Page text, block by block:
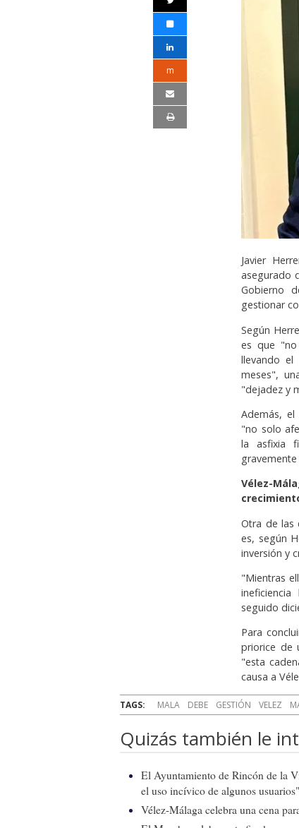
m
Javier
asegurado
Gobierno
gestionar
Según
es que
llevando
meses",
"dejadez y
Además, el
"no solo
la asfixia
Vélez-
Otra de las
es, según
inversión y
"Mientras
seguido
Para
priorice de
"esta
causa a
TAGS: MALA DEBE GESTIÓN VELEZ
Quizás también le
El Ayuntamiento de Rincón de la
el uso incívico de algunos usuarios"
Vélez-Málaga celebra una cena